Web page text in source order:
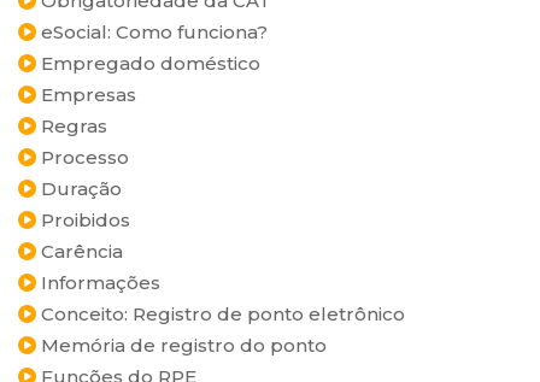
eSocial: Como funciona?
Empregado doméstico
Empresas
Regras
Processo
Duração
Proibidos
Carência
Informações
Conceito: Registro de ponto eletrônico
Memória de registro do ponto
Funções do RPE